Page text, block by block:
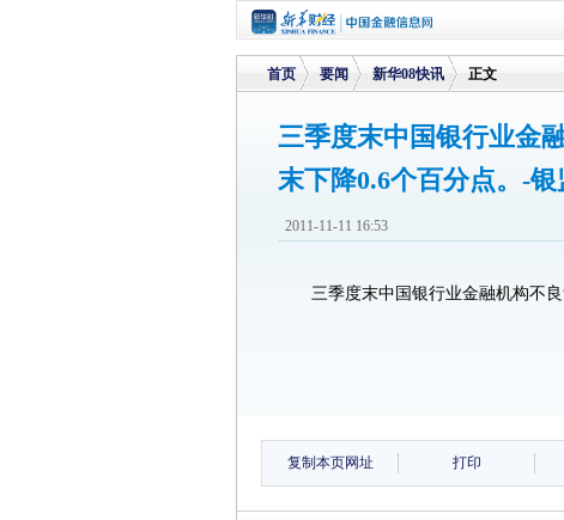
首页
>
要闻
>
新华08快讯
>
正文
三季度末中国银行业金
末下降0.6个百分点。-银
2011-11-11 16:53
三季度末中国银行业金融机构不
复制本页网址 打印